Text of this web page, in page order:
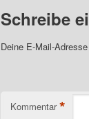
Schreibe
Deine E-Mail-
Kommentar *